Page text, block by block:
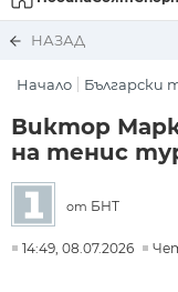
НАЗАД
Начало Български
Виктор
на тенис
от БНТ
14:49, 08.07.2026